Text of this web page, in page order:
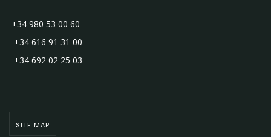
+34 980 53 00 60
+34 616 91 31 00
+34 692 02 25 03
SITE MAP